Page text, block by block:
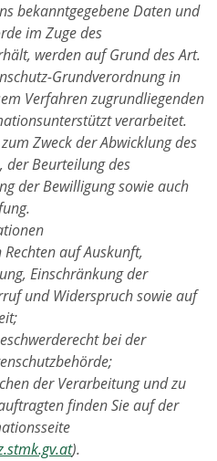
bekanntgegebene Daten und
im Zuge des
werden auf Grund des Art.
Grundverordnung in
Verfahren zugrundliegenden
verarbeitet.
Zweck der Abwicklung des
der Beurteilung des
der Bewilligung sowie auch
auf Auskunft,
Einschränkung der
und Widerspruch sowie auf
bei der
der Verarbeitung und zu
finden Sie auf der
).